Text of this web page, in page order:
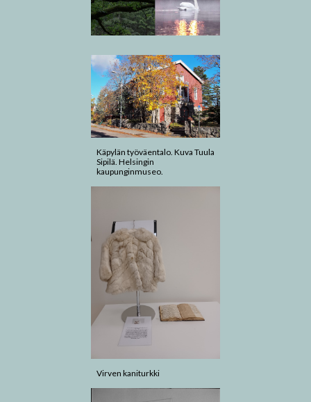
Käpylän työväentalo. Kuva Tuula
Sipilä. Helsingin
kaupunginmuseo.
Virven kaniturkki